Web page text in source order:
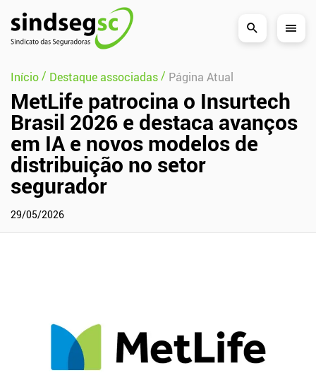
Pular Navegação (s)
Início/ Destaque associadas/ Página Atual
MetLife patrocina o Insurtech
Brasil 2026 e destaca avanços
em IA e novos modelos de
distribuição no setor
segurador
29/05/2026